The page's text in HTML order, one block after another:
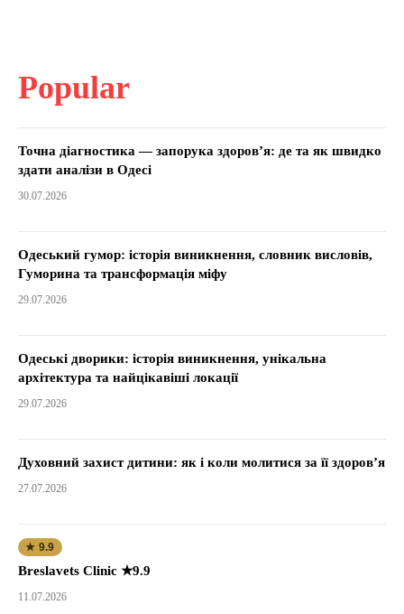
Popular
Точна діагностика — запорука здоров’я: де та як швидко
здати аналізи в Одесі
30.07.2026
Одеський гумор: історія виникнення, словник висловів,
Гуморина та трансформація міфу
29.07.2026
Одеські дворики: історія виникнення, унікальна
архітектура та найцікавіші локації
29.07.2026
Духовний захист дитини: як і коли молитися за її здоров’я
27.07.2026
★ 9.9
Breslavets Clinic ★9.9
11.07.2026